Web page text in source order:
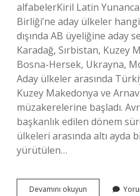
alfabelerKiril Latin
Birliği’ne aday ülkeler
dışında AB üyeliğine aday
Karadağ, Sırbistan, Kuzey
Bosna-Hersek, Ukrayna,
Aday ülkeler arasında
Kuzey Makedonya ve
müzakerelerine başladı.
başkanlık edilen dönem
ülkeleri arasında altı ayda
yürütülen…
Devamını okuyun